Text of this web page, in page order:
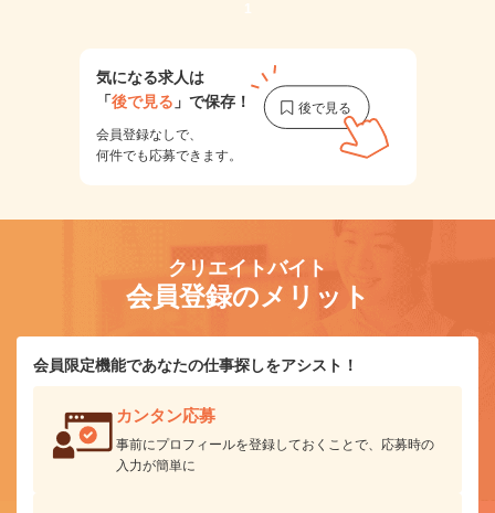
1
気になる求人は
「後で見る 」で保存！
会員登録なしで、
何件でも応募できます。
クリエイトバイト
会員登録のメリット
会員限定機能であなたの仕事探しをアシスト！
カンタン応募
事前にプロフィールを登録しておくことで、応募時の
入力が簡単に